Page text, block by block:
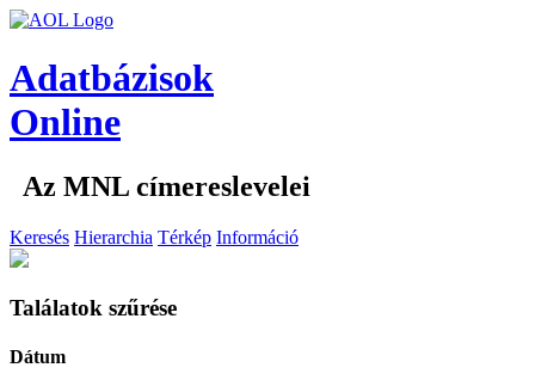
Adatbázisok
Online
Az MNL címereslevelei
Keresés Hierarchia Térkép Információ
Találatok szűrése
Dátum